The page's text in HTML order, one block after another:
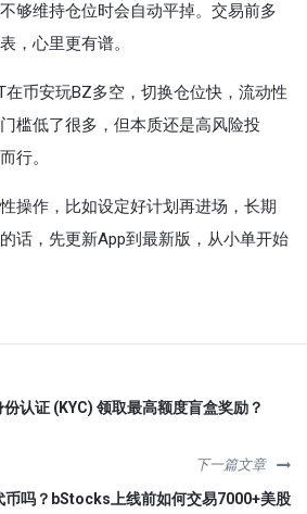
够维持仓位时会自动平掉。交易前多
，心里更有谱。
在币安玩BZ多空，切换仓位快，流动性
槛低了很多，但本质还是高风险投
行。
操作，比如设定好计划再进场，长期
话，先更新App到最新版，从小单开始
认证 (KYC) 领取最高额度盲盒奖励？
下一篇文章
币吗？bStocks上线前如何交易7000+美股